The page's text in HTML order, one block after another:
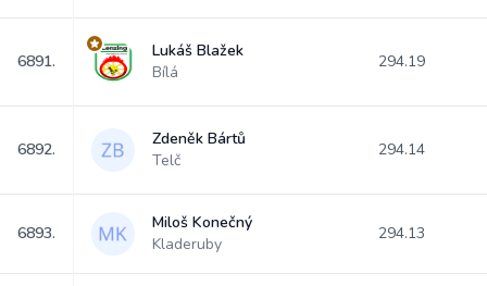
6891.
Lukáš Blažek
Bílá
294.19
6892.
Zdeněk Bártů
Telč
294.14
6893.
Miloš Konečný
Kladeruby
294.13